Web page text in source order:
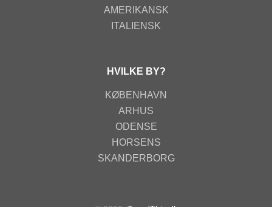
AMERIKANSK
ITALIENSK
HVILKE BY?
KØBENHAVN
ARHUS
ODENSE
HORSENS
SKANDERBORG